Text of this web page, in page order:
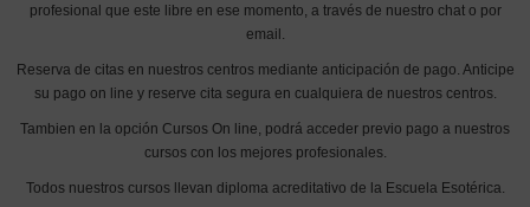
profesional que este libre en ese momento, a través de nuestro chat o por
email.
Reserva de citas en nuestros centros mediante anticipación de pago. Anticipe
su pago on line y reserve cita segura en cualquiera de nuestros centros.
Tambien en la opción Cursos On line, podrá acceder previo pago a nuestros
cursos con los mejores profesionales.
Todos nuestros cursos llevan diploma acreditativo de la Escuela Esotérica.